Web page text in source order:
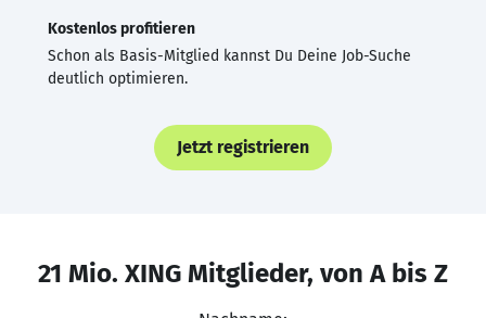
Kostenlos profitieren
Schon als Basis-Mitglied kannst Du Deine Job-Suche
deutlich optimieren.
Jetzt registrieren
21 Mio. XING Mitglieder, von A bis Z